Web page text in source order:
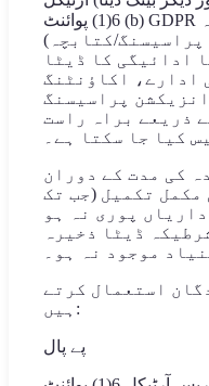
6(1) پوائنٹ (b) GDPR کے مطابق پراسیس کرتے ہیں، یہ
کتابچہ)
ادائیگی کا ڈیٹا
ادارے، اکاؤنٹنگ
پراسیسنگ
ذریعے براہ راست
کیا جا سکتا ہے۔
کی مدت کے دوران
تکمیل (جب تک
پوری نہ ہو
ڈیٹا ذخیرہ
موجود نہ ہو۔
استعمال کرتے
ہیں:
پے پال